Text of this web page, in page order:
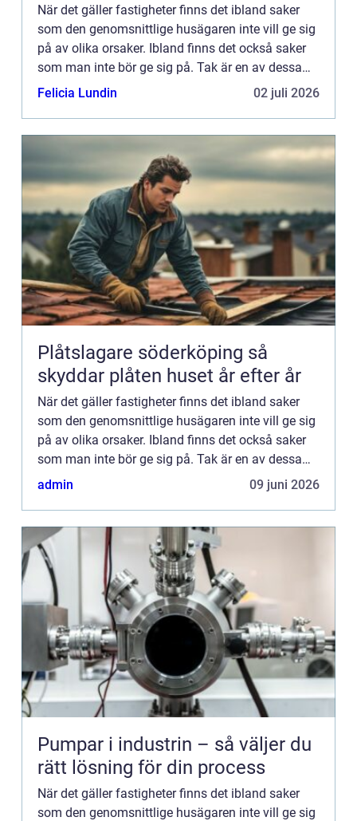
När det gäller fastigheter finns det ibland saker
som den genomsnittlige husägaren inte vill ge sig
på av olika orsaker. Ibland finns det också saker
som man inte bör ge sig på. Tak är en av dessa
saker. M&a...
Felicia Lundin 02 juli 2026
Plåtslagare söderköping så
skyddar plåten huset år efter år
När det gäller fastigheter finns det ibland saker
som den genomsnittlige husägaren inte vill ge sig
på av olika orsaker. Ibland finns det också saker
som man inte bör ge sig på. Tak är en av dessa
saker. M&a...
admin 09 juni 2026
Pumpar i industrin – så väljer du
rätt lösning för din process
När det gäller fastigheter finns det ibland saker
som den genomsnittlige husägaren inte vill ge sig